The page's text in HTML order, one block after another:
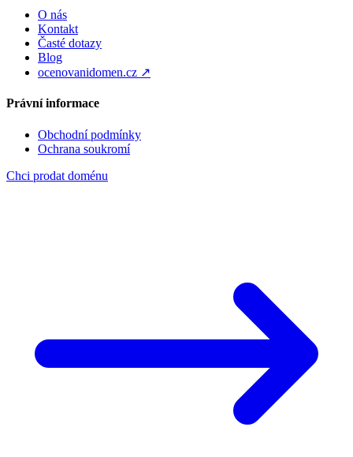
O nás
Kontakt
Časté dotazy
Blog
ocenovanidomen.cz ↗
Právní informace
Obchodní podmínky
Ochrana soukromí
Chci prodat doménu